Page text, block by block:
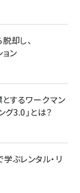
却し、
ン
するワークマン
グ3.0」とは？
ぶレンタル・リ